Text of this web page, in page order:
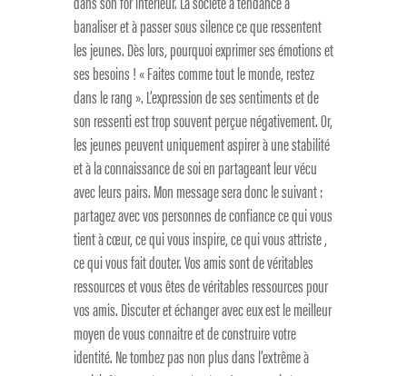
banaliser et à passer sous silence ce que ressentent
les jeunes. Dès lors, pourquoi exprimer ses émotions et
ses besoins ! « Faites comme tout le monde, restez
dans le rang ». L’expression de ses sentiments et de
son ressenti est trop souvent perçue négativement. Or,
les jeunes peuvent uniquement aspirer à une stabilité
et à la connaissance de soi en partageant leur vécu
avec leurs pairs. Mon message sera donc le suivant :
partagez avec vos personnes de confiance ce qui vous
tient à cœur, ce qui vous inspire, ce qui vous attriste ,
ce qui vous fait douter. Vos amis sont de véritables
ressources et vous êtes de véritables ressources pour
vos amis. Discuter et échanger avec eux est le meilleur
moyen de vous connaitre et de construire votre
identité. Ne tombez pas non plus dans l’extrême à